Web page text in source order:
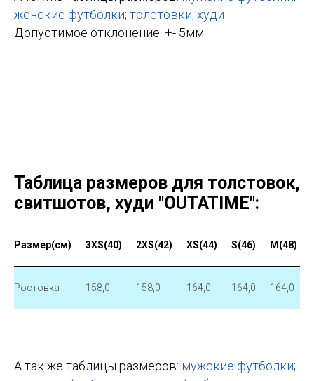
женские футболки; толстовки, худи
Допустимое отклонение: +- 5мм
Таблица размеров для толстовок,
свитшотов, худи "OUTATIME":
Размер(см) 3XS(40) 2XS(42) XS(44) S(46) M(48)
Ростовка 158,0 158,0 164,0 164,0 164,0
А так же таблицы размеров: мужские футболки;